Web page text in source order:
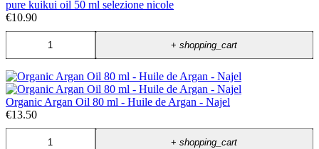
pure kuikui oil 50 ml selezione nicole
€10.90
+shopping_cart
Organic Argan Oil 80 ml - Huile de Argan - Najel
€13.50
+shopping_cart